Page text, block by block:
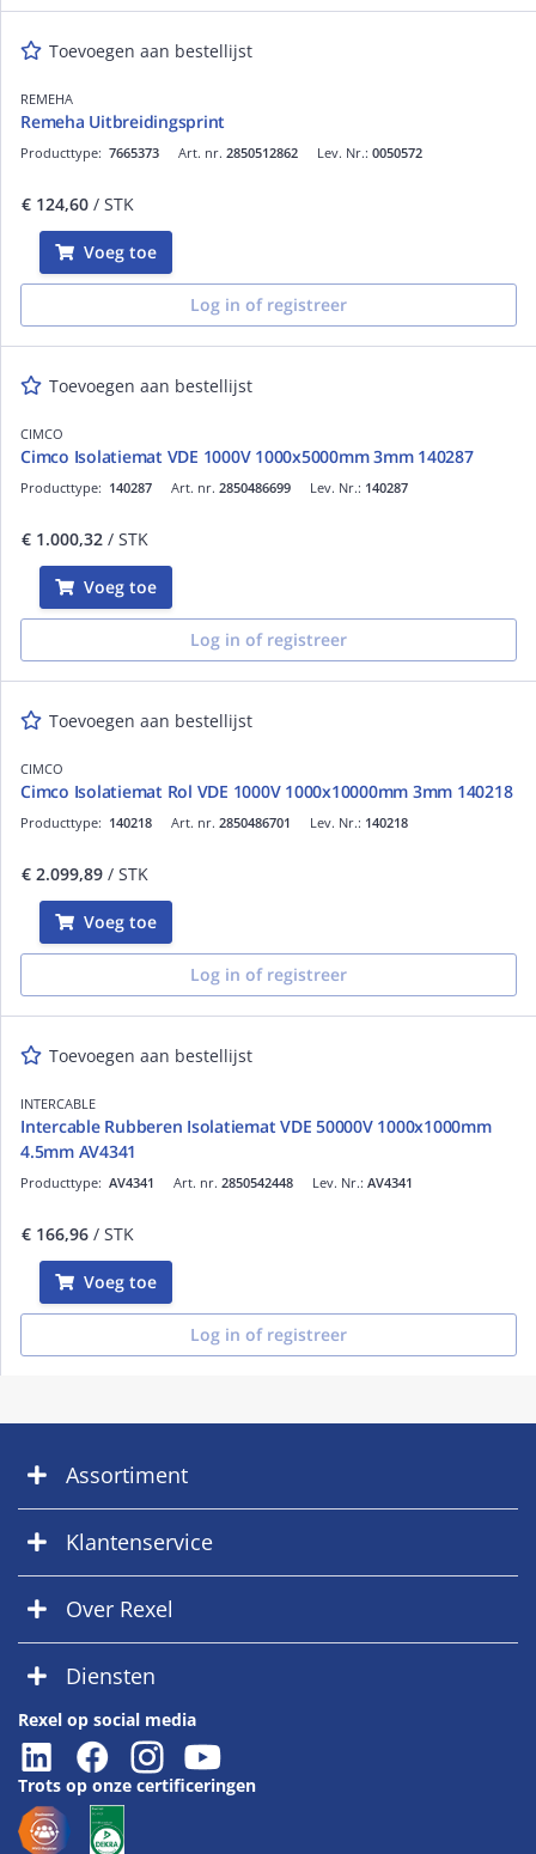
Toevoegen aan bestellijst
REMEHA
Remeha Uitbreidingsprint
Art. nr. 2850512862
Producttype: 7665373 Lev. Nr.: 0050572
€ 124,60 / STK
Voeg toe
Log in of registreer
Toevoegen aan bestellijst
CIMCO
Cimco Isolatiemat VDE 1000V 1000x5000mm 3mm 140287
Art. nr. 2850486699
Producttype: 140287 Lev. Nr.: 140287
€ 1.000,32 / STK
Voeg toe
Log in of registreer
Toevoegen aan bestellijst
CIMCO
Cimco Isolatiemat Rol VDE 1000V 1000x10000mm 3mm 140218
Art. nr. 2850486701
Producttype: 140218 Lev. Nr.: 140218
€ 2.099,89 / STK
Voeg toe
Log in of registreer
Toevoegen aan bestellijst
INTERCABLE
Intercable Rubberen Isolatiemat VDE 50000V 1000x1000mm
4.5mm AV4341
Art. nr. 2850542448
Producttype: AV4341 Lev. Nr.: AV4341
€ 166,96 / STK
Voeg toe
Log in of registreer
Assortiment
Klantenservice
Over Rexel
Diensten
Rexel op social media
Trots op onze certificeringen